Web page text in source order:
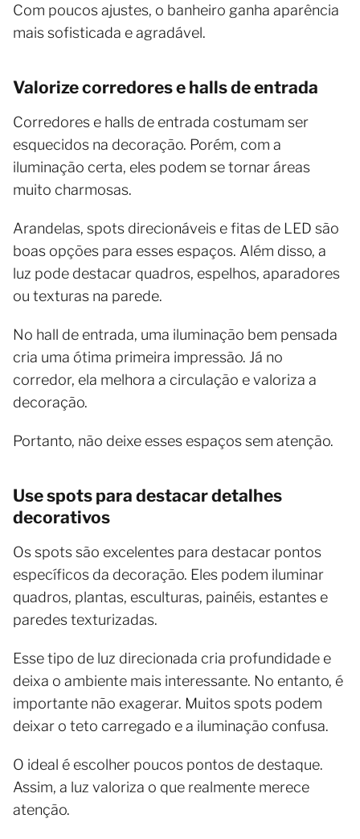
Com poucos ajustes, o banheiro ganha aparência
mais sofisticada e agradável.
Valorize corredores e halls de entrada
Corredores e halls de entrada costumam ser
esquecidos na decoração. Porém, com a
iluminação certa, eles podem se tornar áreas
muito charmosas.
Arandelas, spots direcionáveis e fitas de LED são
boas opções para esses espaços. Além disso, a
luz pode destacar quadros, espelhos, aparadores
ou texturas na parede.
No hall de entrada, uma iluminação bem pensada
cria uma ótima primeira impressão. Já no
corredor, ela melhora a circulação e valoriza a
decoração.
Portanto, não deixe esses espaços sem atenção.
Use spots para destacar detalhes
decorativos
Os spots são excelentes para destacar pontos
específicos da decoração. Eles podem iluminar
quadros, plantas, esculturas, painéis, estantes e
paredes texturizadas.
Esse tipo de luz direcionada cria profundidade e
deixa o ambiente mais interessante. No entanto, é
importante não exagerar. Muitos spots podem
deixar o teto carregado e a iluminação confusa.
O ideal é escolher poucos pontos de destaque.
Assim, a luz valoriza o que realmente merece
atenção.